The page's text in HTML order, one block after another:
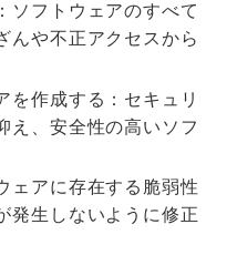
ソフトウェアのすべて
んや不正アクセスから
を作成する：セキュリ
え、安全性の高いソフ
ェアに存在する脆弱性
発生しないように修正